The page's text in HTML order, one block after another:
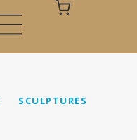
SCULPTURES